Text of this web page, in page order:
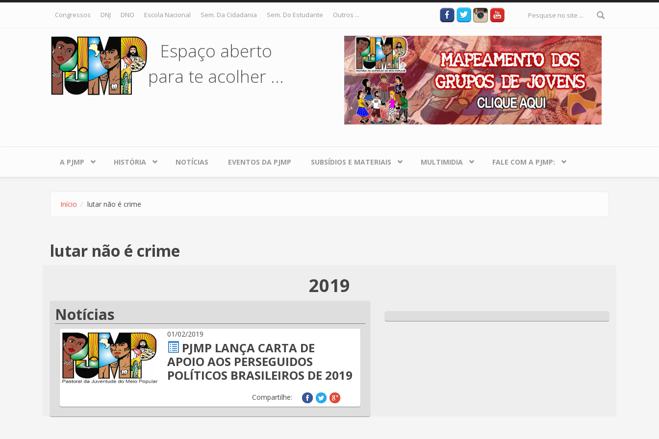
Pular para o conteúdo principal
Congressos DNJ DNO Escola Nacional Sem. Da Cidadania Sem. Do Estudante Outros ...
Formulário
de busca
Espaço aberto
para te acolher ...
A PJMP HISTÓRIA NOTÍCIAS EVENTOS DA PJMP SUBSÍDIOS E MATERIAIS MULTIMIDIA FALE COM A PJMP:
Início lutar não é crime
lutar não é crime
2019
Notícias
01/02/2019
PJMP LANÇA CARTA DE
APOIO AOS PERSEGUIDOS
POLÍTICOS BRASILEIROS DE 2019
Compartilhe: